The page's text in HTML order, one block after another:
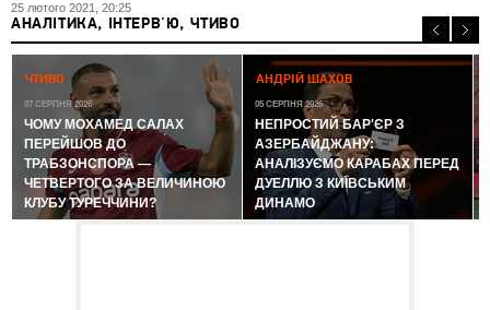
25 лютого 2021, 20:25
АНАЛІТИКА, ІНТЕРВ'Ю, ЧТИВО
ЧТИВО
07 СЕРПНЯ 2026
ЧОМУ МОХАМЕД САЛАХ
ПЕРЕЙШОВ ДО
ТРАБЗОНСПОРА —
ЧЕТВЕРТОГО ЗА ВЕЛИЧИНОЮ
КЛУБУ ТУРЕЧЧИНИ?
АНДРІЙ ШАХОВ
05 СЕРПНЯ 2026
НЕПРОСТИЙ БАР'ЄР З
АЗЕРБАЙДЖАНУ:
АНАЛІЗУЄМО КАРАБАХ ПЕРЕД
ДУЕЛЛЮ З КИЇВСЬКИМ
ДИНАМО